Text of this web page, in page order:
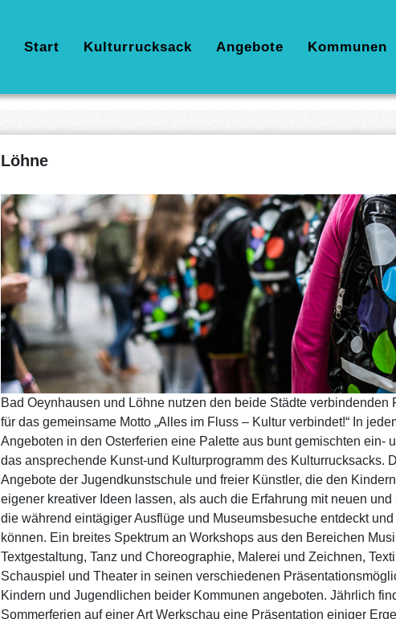
Hauptnavigation
Start Kulturrucksack Angebote Kommunen
Löhne
Bad Oeynhausen und Löhne nutzen den beide Städte verbindenden
für das gemeinsame Motto „Alles im Fluss – Kultur verbindet!“ In
Angeboten in den Osterferien eine Palette aus bunt gemischten ein-
das ansprechende Kunst-und Kulturprogramm des Kulturrucksacks.
Angebote der Jugendkunstschule und freier Künstler, die den
eigener kreativer Ideen lassen, als auch die Erfahrung mit neuen
die während eintägiger Ausflüge und Museumsbesuche entdeckt
können. Ein breites Spektrum an Workshops aus den Bereichen
Textgestaltung, Tanz und Choreographie, Malerei und Zeichnen,
Schauspiel und Theater in seinen verschiedenen
Kindern und Jugendlichen beider Kommunen angeboten. Jährlich
Sommerferien auf einer Art Werkschau eine Präsentation einiger